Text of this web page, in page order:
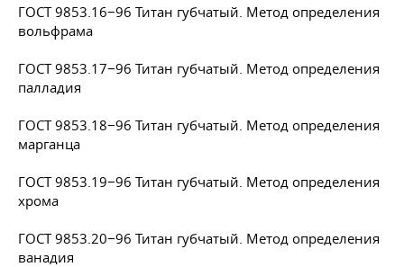
ГОСТ 9853.16−96 Титан губчатый. Метод определения
вольфрама
ГОСТ 9853.17−96 Титан губчатый. Метод определения
палладия
ГОСТ 9853.18−96 Титан губчатый. Метод определения
марганца
ГОСТ 9853.19−96 Титан губчатый. Метод определения
хрома
ГОСТ 9853.20−96 Титан губчатый. Метод определения
ванадия